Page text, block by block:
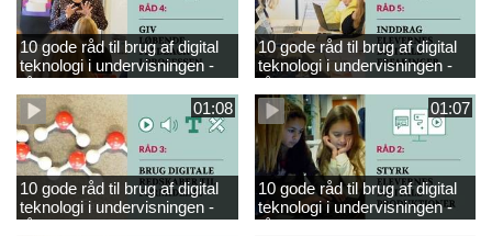
10 gode råd til brug af digital
teknologi i undervisningen -
råd 4
10 gode råd til brug af digital
teknologi i undervisningen -
råd 5
01:08
10 gode råd til brug af digital
teknologi i undervisningen -
råd 3
01:07
10 gode råd til brug af digital
teknologi i undervisningen -
råd 2